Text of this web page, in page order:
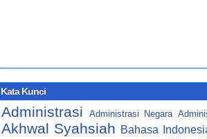
Kata Kunci
Administrasi Administrasi Negara
Akhwal Syahsiah Bahasa